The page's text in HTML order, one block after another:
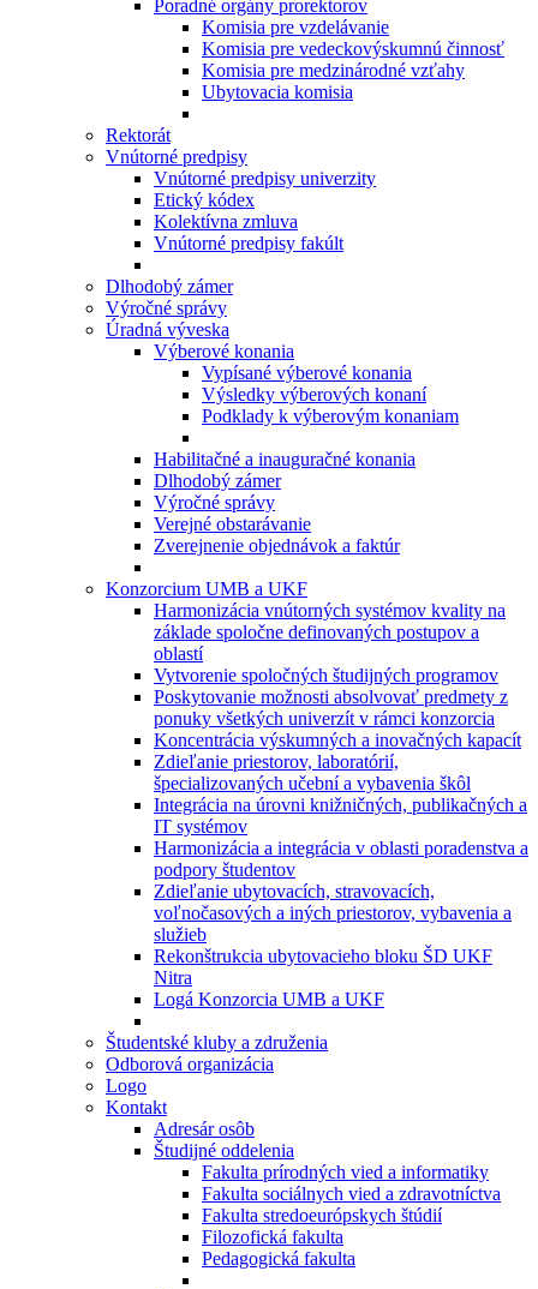
Poradné orgány prorektorov
Komisia pre vzdelávanie
Komisia pre vedeckovýskumnú činnosť
Komisia pre medzinárodné vzťahy
Ubytovacia komisia
Rektorát
Vnútorné predpisy
Vnútorné predpisy univerzity
Etický kódex
Kolektívna zmluva
Vnútorné predpisy fakúlt
Dlhodobý zámer
Výročné správy
Úradná výveska
Výberové konania
Vypísané výberové konania
Výsledky výberových konaní
Podklady k výberovým konaniam
Habilitačné a inauguračné konania
Dlhodobý zámer
Výročné správy
Verejné obstarávanie
Zverejnenie objednávok a faktúr
Konzorcium UMB a UKF
Harmonizácia vnútorných systémov kvality na
základe spoločne definovaných postupov a
oblastí
Vytvorenie spoločných študijných programov
Poskytovanie možnosti absolvovať predmety z
ponuky všetkých univerzít v rámci konzorcia
Koncentrácia výskumných a inovačných kapacít
Zdieľanie priestorov, laboratórií,
špecializovaných učební a vybavenia škôl
Integrácia na úrovni knižničných, publikačných a
IT systémov
Harmonizácia a integrácia v oblasti poradenstva a
podpory študentov
Zdieľanie ubytovacích, stravovacích,
voľnočasových a iných priestorov, vybavenia a
služieb
Rekonštrukcia ubytovacieho bloku ŠD UKF
Nitra
Logá Konzorcia UMB a UKF
Študentské kluby a združenia
Odborová organizácia
Logo
Kontakt
Adresár osôb
Študijné oddelenia
Fakulta prírodných vied a informatiky
Fakulta sociálnych vied a zdravotníctva
Fakulta stredoeurópskych štúdií
Filozofická fakulta
Pedagogická fakulta